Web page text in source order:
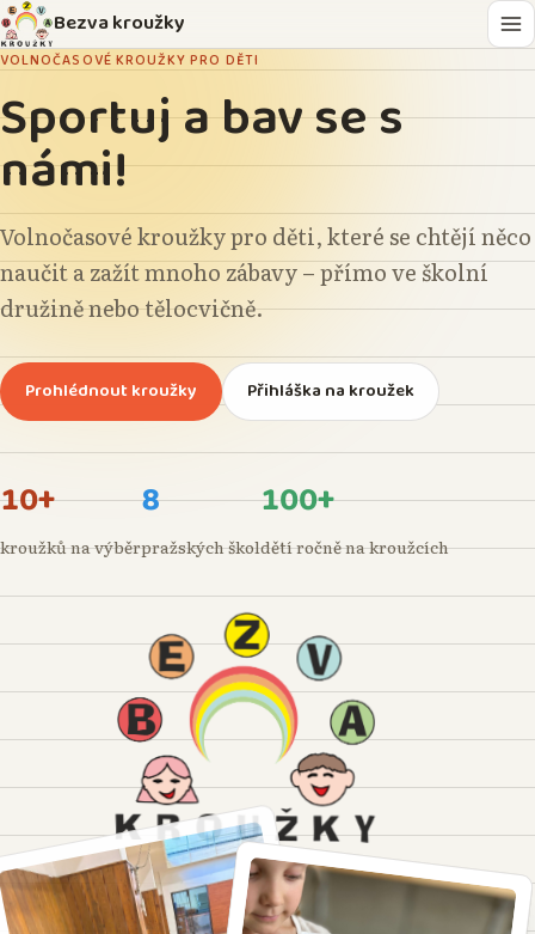
Bezva kroužky
VOLNOČASOVÉ KROUŽKY PRO DĚTI
Sportuj a bav se s
námi!
Volnočasové kroužky pro děti, které se chtějí něco
naučit a zažít mnoho zábavy – přímo ve školní
družině nebo tělocvičně.
Prohlédnout kroužky Přihláška na kroužek
10+
kroužků na výběr
8
pražských škol
100+
dětí ročně na kroužcích